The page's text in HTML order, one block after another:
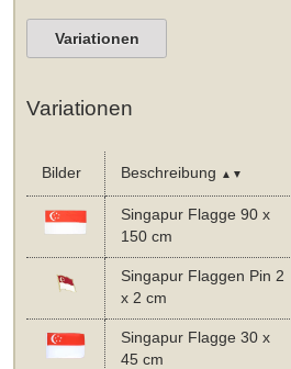
Variationen
Variationen
Bilder Beschreibung ▲▼
Singapur Flagge 90 x
150 cm
Singapur Flaggen Pin 2
x 2 cm
Singapur Flagge 30 x
45 cm